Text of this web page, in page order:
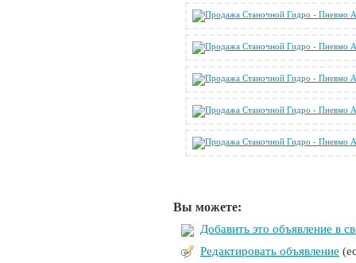
Вы можете:
Добавить это объявление в
Редактировать объявление